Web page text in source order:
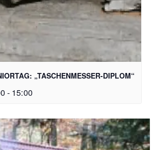
„TASCHENMESSER-DIPLOM“
- 15:00